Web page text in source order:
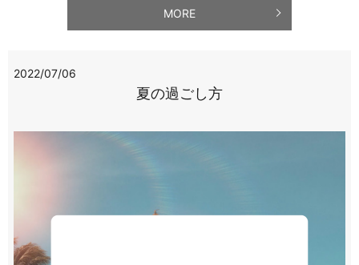
MORE
2022/07/06
夏の過ごし方